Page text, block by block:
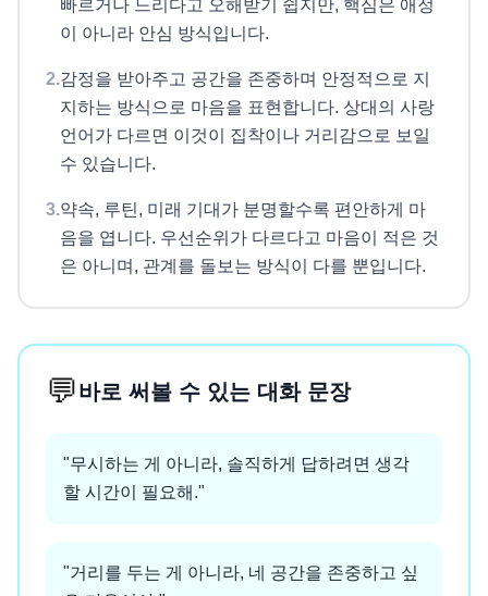
빠르거나 느리다고 오해받기 쉽지만, 핵심은 애정
이 아니라 안심 방식입니다.
2.감정을 받아주고 공간을 존중하며 안정적으로 지
지하는 방식으로 마음을 표현합니다. 상대의 사랑
언어가 다르면 이것이 집착이나 거리감으로 보일
수 있습니다.
3.약속, 루틴, 미래 기대가 분명할수록 편안하게 마
음을 엽니다. 우선순위가 다르다고 마음이 적은 것
은 아니며, 관계를 돌보는 방식이 다를 뿐입니다.
💬바로 써볼 수 있는 대화 문장
"무시하는 게 아니라, 솔직하게 답하려면 생각
할 시간이 필요해."
"거리를 두는 게 아니라, 네 공간을 존중하고 싶